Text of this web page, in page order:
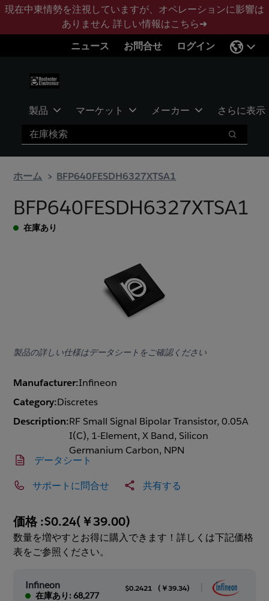
メ
ン
フ
タ
現在中東情勢を注視していますが、オペレーションに影響は
ありません 詳しい情報はこちら➜
ニュース
お問合せ ログイン
製品 マーケット メーカー さらに表示
検索
検索
ホーム BFP640FESDH6327XTSA1
BFP640FESDH6327XTSA1
在庫あり
製品の詳しい仕様はデータシートをご確認ください
Manufacturer:Infineon
Category:Discretes
Description:RF Small Signal Bipolar Transistor, 0.05A
I(C), 1-Element, X Band, Silicon
Germanium Carbon, NPN
データシート
サポートに問合せ 共有する
価格 :$0.24(￥39.00)
数量を増やすとお得に購入できます！詳しくは下記価格
表をご参照ください。
Infineon
在庫あり: 68,277
$0.2421 ( ￥39.34)